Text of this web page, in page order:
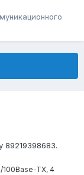
89219398683.
100Base-TX, 4